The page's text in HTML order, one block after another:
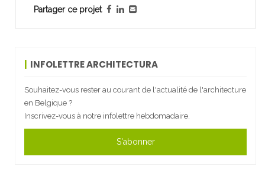
Partager ce projet
INFOLETTRE ARCHITECTURA
Souhaitez-vous rester au courant de l'actualité de l'architecture
en Belgique ?
Inscrivez-vous à notre infolettre hebdomadaire.
S'abonner